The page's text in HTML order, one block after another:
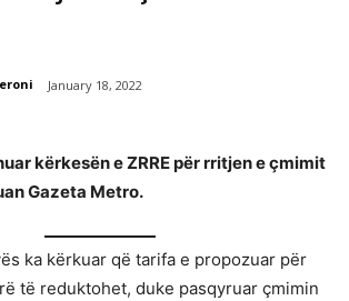
January 18, 2022
kërkesën e ZRRE për rritjen e çmimit
Gazeta Metro.
ka kërkuar që tarifa e propozuar për
të reduktohet, duke pasqyruar çmimin